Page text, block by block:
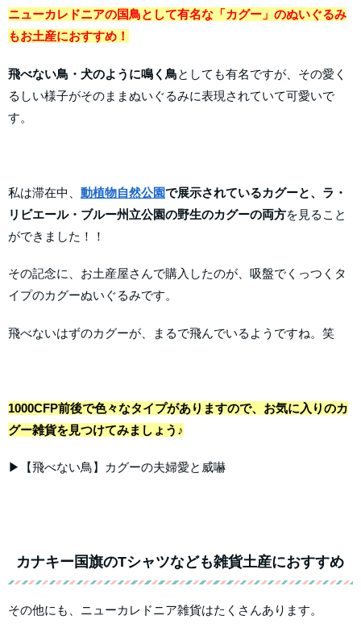
ニューカレドニアの国鳥として有名な「カグー」のぬいぐるみ
もお土産におすすめ！
飛べない鳥・犬のように鳴く鳥としても有名ですが、その愛く
るしい様子がそのままぬいぐるみに表現されていて可愛いで
す。
私は滞在中、 動植物自然公園で展示されているカグーと、ラ・
リビエール・ブルー州立公園の野生のカグーの両方を見ること
ができました！！
その記念に、お土産屋さんで購入したのが、吸盤でくっつくタ
イプのカグーぬいぐるみです。
飛べないはずのカグーが、まるで飛んでいるようですね。笑
1000CFP前後で色々なタイプがありますので、お気に入りのカ
グー雑貨を見つけてみましょう♪
▶【飛べない鳥】カグーの夫婦愛と威嚇
カナキー国旗のTシャツなども雑貨土産におすすめ
その他にも、ニューカレドニア雑貨はたくさんあります。